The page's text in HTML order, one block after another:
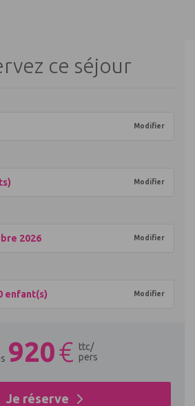
ce séjour
Modifier
Modifier
2026 Modifier
enfant(s) Modifier
920€ ttc/
pers
Je réserve